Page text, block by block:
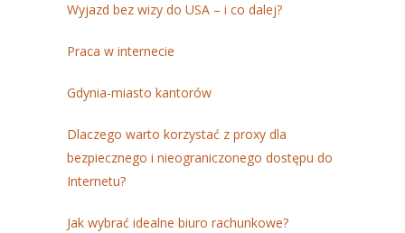
Wyjazd bez wizy do USA – i co dalej?
Praca w internecie
Gdynia-miasto kantorów
Dlaczego warto korzystać z proxy dla
bezpiecznego i nieograniczonego dostępu do
Internetu?
Jak wybrać idealne biuro rachunkowe?